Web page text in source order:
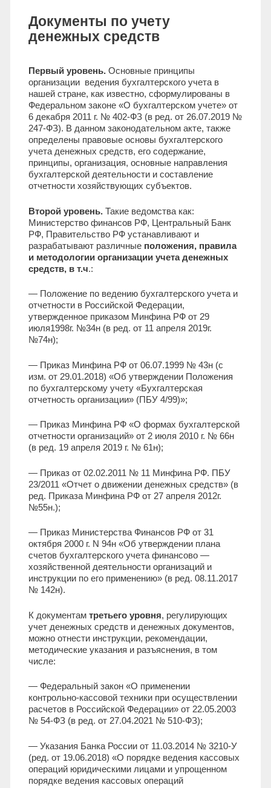
Документы по учету
денежных средств
Первый уровень. Основные принципы
организации ведения бухгалтерского учета в
нашей стране, как известно, сформулированы в
Федеральном законе «О бухгалтерском учете» от
6 декабря 2011 г. № 402-ФЗ (в ред. от 26.07.2019 №
247-ФЗ). В данном законодательном акте, также
определены правовые основы бухгалтерского
учета денежных средств, его содержание,
принципы, организация, основные направления
бухгалтерской деятельности и составление
отчетности хозяйствующих субъектов.
Второй уровень. Такие ведомства как:
Министерство финансов РФ, Центральный Банк
РФ, Правительство РФ устанавливают и
разрабатывают различные положения, правила
и методологии организации учета денежных
средств, в т.ч.:
— Положение по ведению бухгалтерского учета и
отчетности в Российской Федерации,
утвержденное приказом Минфина РФ от 29
июля1998г. №34н (в ред. от 11 апреля 2019г.
№74н);
— Приказ Минфина РФ от 06.07.1999 № 43н (с
изм. от 29.01.2018) «Об утверждении Положения
по бухгалтерскому учету «Бухгалтерская
отчетность организации» (ПБУ 4/99)»;
— Приказ Минфина РФ «О формах бухгалтерской
отчетности организаций» от 2 июля 2010 г. № 66н
(в ред. 19 апреля 2019 г. № 61н);
— Приказ от 02.02.2011 № 11 Минфина РФ. ПБУ
23/2011 «Отчет о движении денежных средств» (в
ред. Приказа Минфина РФ от 27 апреля 2012г.
№55н.);
— Приказ Министерства Финансов РФ от 31
октября 2000 г. N 94н «Об утверждении плана
счетов бухгалтерского учета финансово —
хозяйственной деятельности организаций и
инструкции по его применению» (в ред. 08.11.2017
№ 142н).
К документам третьего уровня, регулирующих
учет денежных средств и денежных документов,
можно отнести инструкции, рекомендации,
методические указания и разъяснения, в том
числе:
— Федеральный закон «О применении
контрольно-кассовой техники при осуществлении
расчетов в Российской Федерации» от 22.05.2003
№ 54-ФЗ (в ред. от 27.04.2021 № 510-ФЗ);
— Указания Банка России от 11.03.2014 № 3210-У
(ред. от 19.06.2018) «О порядке ведения кассовых
операций юридическими лицами и упрощенном
порядке ведения кассовых операций